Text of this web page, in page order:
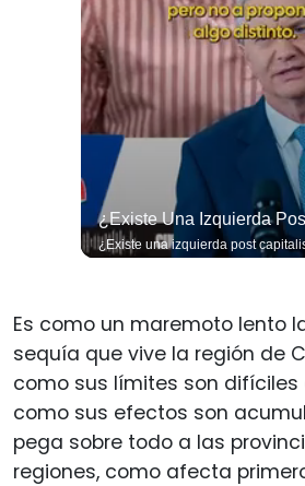
Es como un maremoto lento
sequía que vive la región de
como sus límites son difíciles
como sus efectos son
pega sobre todo a las
regiones, como afecta